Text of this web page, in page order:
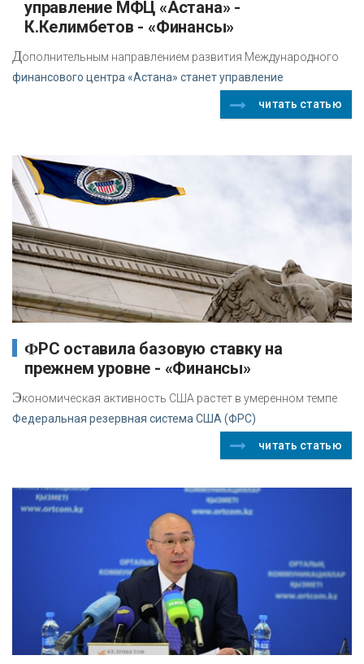
управление МФЦ «Астана» -
К.Келимбетов - «Финансы»
Дополнительным направлением развития Международного
финансового центра «Астана» станет управление
читать статью
ФРС оставила базовую ставку на
прежнем уровне - «Финансы»
Экономическая активность США растет в умеренном темпе
Федеральная резервная система США (ФРС)
читать статью